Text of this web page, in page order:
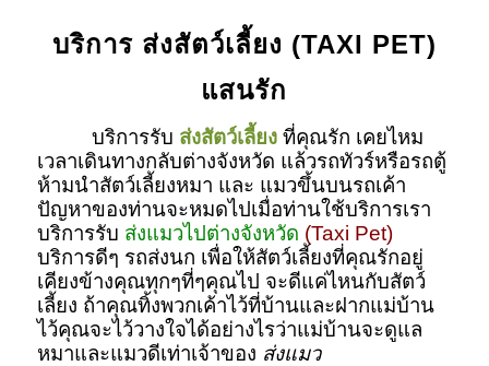
บริการ ส่งสัตว์เลี้ยง (TAXI PET)
แสนรัก
บริการรับ ส่งสัตว์เลี้ยงที่คุณรัก เคยไหม
เวลาเดินทางกลับต่างจังหวัด แล้วรถทัวร์หรือรถตู้
ห้ามนำสัตว์เลี้ยงหมา และ แมวขึ้นบนรถเค้า
ปัญหาของท่านจะหมดไปเมื่อท่านใช้บริการเรา
บริการรับ ส่งแมวไปต่างจังหวัด (Taxi Pet)
บริการดีๆ รถส่งนก เพื่อให้สัตว์เลี้ยงที่คุณรักอยู่
เคียงข้างคุณทุกๆที่ๆคุณไป จะดีแค่ไหนกับสัตว์
เลี้ยง ถ้าคุณทิ้งพวกเค้าไว้ที่บ้านและฝากแม่บ้าน
ไว้คุณจะไว้วางใจได้อย่างไรว่าแม่บ้านจะดูแล
หมาและแมวดีเท่าเจ้าของ ส่งแมว